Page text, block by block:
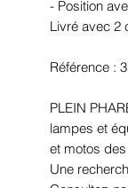
- Position
Livré avec 2
Référence :
PLEIN
lampes et
et motos
Une